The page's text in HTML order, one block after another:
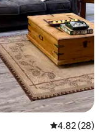
Calificación
4.82 (28)